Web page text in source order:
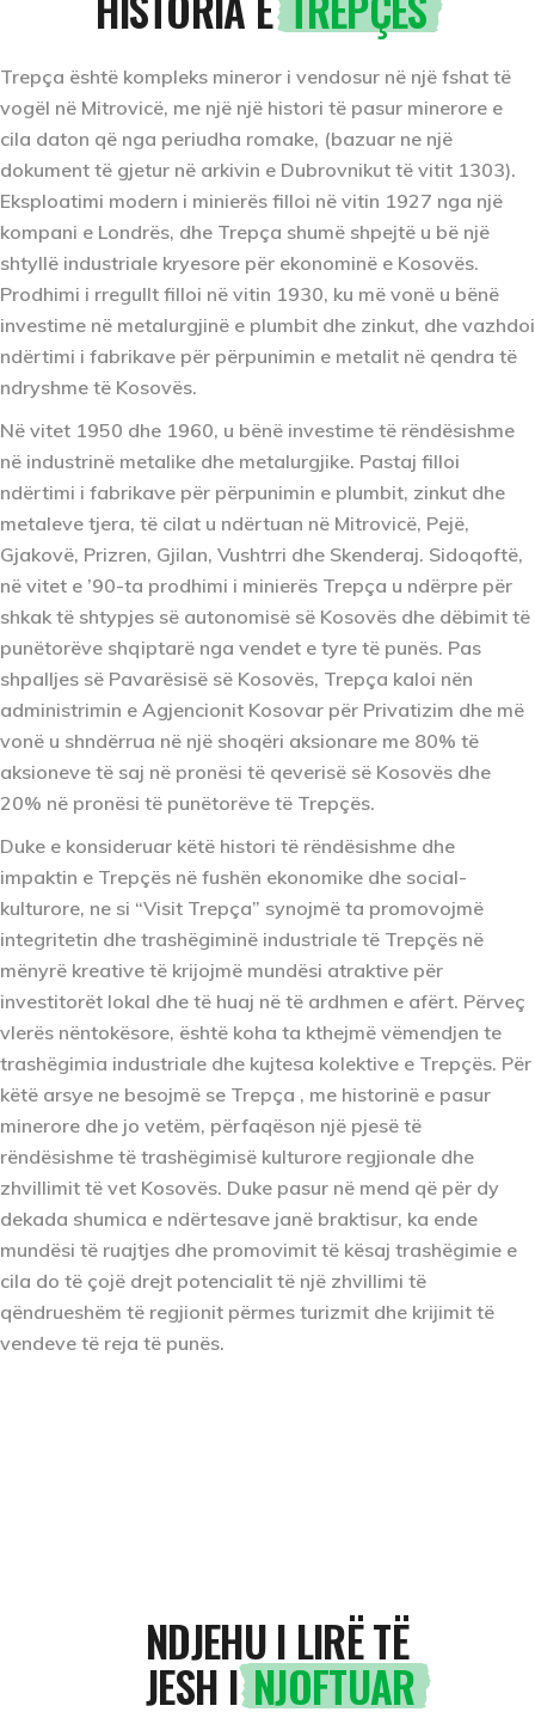
Trepça është kompleks mineror i vendosur në një fshat të
vogël në Mitrovicë, me një një histori të pasur minerore e
cila daton që nga periudha romake, (bazuar ne një
dokument të gjetur në arkivin e Dubrovnikut të vitit 1303).
Eksploatimi modern i minierës filloi në vitin 1927 nga një
kompani e Londrës, dhe Trepça shumë shpejtë u bë një
shtyllë industriale kryesore për ekonominë e Kosovës.
Prodhimi i rregullt filloi në vitin 1930, ku më vonë u bënë
investime në metalurgjinë e plumbit dhe zinkut, dhe vazhdoi
ndërtimi i fabrikave për përpunimin e metalit në qendra të
ndryshme të Kosovës.
Në vitet 1950 dhe 1960, u bënë investime të rëndësishme
në industrinë metalike dhe metalurgjike. Pastaj filloi
ndërtimi i fabrikave për përpunimin e plumbit, zinkut dhe
metaleve tjera, të cilat u ndërtuan në Mitrovicë, Pejë,
Gjakovë, Prizren, Gjilan, Vushtrri dhe Skenderaj. Sidoqoftë,
në vitet e ’90-ta prodhimi i minierës Trepça u ndërpre për
shkak të shtypjes së autonomisë së Kosovës dhe dëbimit të
punëtorëve shqiptarë nga vendet e tyre të punës. Pas
shpalljes së Pavarësisë së Kosovës, Trepça kaloi nën
administrimin e Agjencionit Kosovar për Privatizim dhe më
vonë u shndërrua në një shoqëri aksionare me 80% të
aksioneve të saj në pronësi të qeverisë së Kosovës dhe
20% në pronësi të punëtorëve të Trepçës.
Duke e konsideruar këtë histori të rëndësishme dhe
impaktin e Trepçës në fushën ekonomike dhe social-
kulturore, ne si “Visit Trepça” synojmë ta promovojmë
integritetin dhe trashëgiminë industriale të Trepçës në
mënyrë kreative të krijojmë mundësi atraktive për
investitorët lokal dhe të huaj në të ardhmen e afërt. Përveç
vlerës nëntokësore, është koha ta kthejmë vëmendjen te
trashëgimia industriale dhe kujtesa kolektive e Trepçës. Për
këtë arsye ne besojmë se Trepça , me historinë e pasur
minerore dhe jo vetëm, përfaqëson një pjesë të
rëndësishme të trashëgimisë kulturore regjionale dhe
zhvillimit të vet Kosovës. Duke pasur në mend që për dy
dekada shumica e ndërtesave janë braktisur, ka ende
mundësi të ruajtjes dhe promovimit të kësaj trashëgimie e
cila do të çojë drejt potencialit të një zhvillimi të
qëndrueshëm të regjionit përmes turizmit dhe krijimit të
vendeve të reja të punës.
NDJEHU I LIRË TË
JESH INJOFTUAR